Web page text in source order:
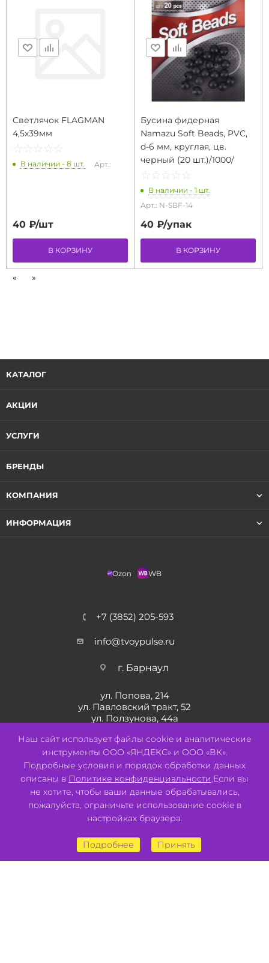
Светлячок FLAGMAN
4,5х39мм
☆ ☆ ☆ ☆ ☆
★ ★ ★ ★ ★
В наличии - 8 шт. Арт.:
40 ₽/шт
В КОРЗИНУ
Бусина фидерная
Namazu Soft Beads, PVC,
d-6 мм, круглая, цв.
черный (20 шт.)/1000/
☆ ☆ ☆ ☆ ☆
★ ★ ★ ★ ★
В наличии - 1 шт.
Арт.: N-SBF-14
40 ₽/упак
В КОРЗИНУ
« »
КАТАЛОГ
АКЦИИ
УСЛУГИ
БРЕНДЫ
КОМПАНИЯ
ИНФОРМАЦИЯ
Ozon WB
+7 (3852) 205-593
info@tvoypulse.ru
г. Барнаул
ул. Попова, 214
ул. Павловский тракт, 52
ул. Ползунова, 44а
Разработано: Авалон
Наш сайт использует файлы cookie и аналитические
инструменты ООО «ЯНДЕКС» и ООО «ВК».
Подробные условия и порядок обработки данных
описаны в Политике конфиденциальности.Если вы
не хотите, чтобы ваши данные обрабатывались,
пожалуйста, ограничьте использование cookie в
настройках браузера.
Подробнее Принять